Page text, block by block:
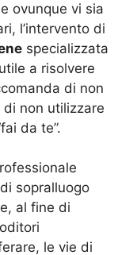
ovunque vi sia
l’intervento di
specializzata
a risolvere
di non
non utilizzare
da te”.
sopralluogo
al fine di
le vie di